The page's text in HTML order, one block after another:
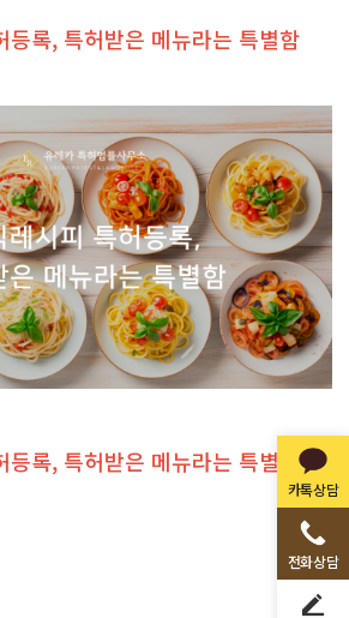
카톡상담
전화상담
등록, 특허받은 메뉴라는 특별함
등록, 특허받은 메뉴라는 특별함